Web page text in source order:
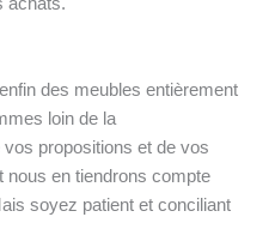
achats.
des meubles entièrement
loin de la
vos propositions et de vos
nous en tiendrons compte
soyez patient et conciliant